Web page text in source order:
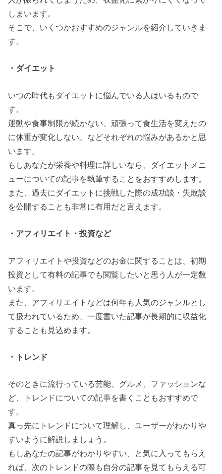
しまいます。
そこで、いくつかおすすめのジャンルを紹介していきま
す。
・ダイエット
いつの時代もダイエットに悩んでいる人はいるもので
す。
運動や食事制限が続かない、頑張って食生活を変えたの
に体重が変化しない、などそれぞれの悩みがあるかと思
います。
もしあなたが栄養や料理に詳しいなら、ダイエットメニ
ューについての記事を執筆することをおすすめします。
また、過去にダイエットに挑戦した際の成功談・失敗談
を公開することも非常に有用だと言えます。
・アフィリエイト・投資など
アフィリエイトや投資などのお金に関することは、初期
投資として有料の記事でも閲覧したいと思う人が一定数
います。
また、アフィリエイトなどは何年も人気のジャンルとし
て扱われているため、一度書いた記事が長期的に収益化
することも見込めます。
・トレンド
そのときに流行っている芸能、グルメ、ファッションな
ど、トレンドについての記事を書くこともおすすめで
す。
真っ先にトレンドについて理解し、ユーザーがわかりや
すいように解説しましょう。
もしあなたの記事がわかりやすい、と気に入ってもらえ
れば、次のトレンドの際も自分の記事を見てもらえる可